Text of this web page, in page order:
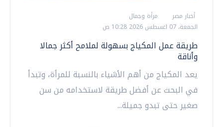
أخبار مصر
مرأة وجمال
الجمعة، 07 اغسطس 2026 10:28 ص
طريقة عمل المكياج بسهولة لملامح أكثر جمالا
وأناقة
يعد المكياج من أهم الأشياء بالنسبة للمرأة، وتبدأ
في البحث عن أفضل طريقة لاستخدامه من سن
صغير حتى تبدو جميلة...